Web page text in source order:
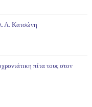
Λ. Κατσώνη
πίτα τους στον